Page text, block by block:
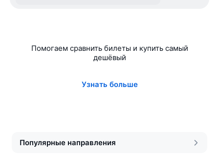
Помогаем сравнить билеты и купить самый
дешёвый
Узнать больше
Популярные направления